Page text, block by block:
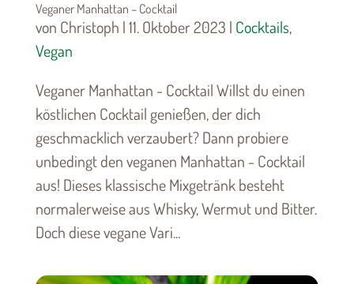
Veganer Manhattan – Cocktail
von Christoph | 11. Oktober 2023 | Cocktails,
Vegan
Veganer Manhattan - Cocktail Willst du einen
köstlichen Cocktail genießen, der dich
geschmacklich verzaubert? Dann probiere
unbedingt den veganen Manhattan - Cocktail
aus! Dieses klassische Mixgetränk besteht
normalerweise aus Whisky, Wermut und Bitter.
Doch diese vegane Vari...